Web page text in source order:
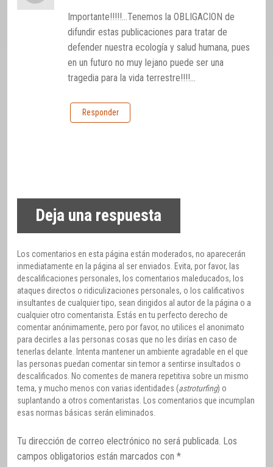
Importante!!!!!…Tenemos la OBLIGACION de
difundir estas publicaciones para tratar de
defender nuestra ecología y salud humana, pues
en un futuro no muy lejano puede ser una
tragedia para la vida terrestre!!!!…
Responder
Deja una respuesta
Los comentarios en esta página están moderados, no aparecerán
inmediatamente en la página al ser enviados. Evita, por favor, las
descalificaciones personales, los comentarios maleducados, los
ataques directos o ridiculizaciones personales, o los calificativos
insultantes de cualquier tipo, sean dirigidos al autor de la página o a
cualquier otro comentarista. Estás en tu perfecto derecho de
comentar anónimamente, pero por favor, no utilices el anonimato
para decirles a las personas cosas que no les dirías en caso de
tenerlas delante. Intenta mantener un ambiente agradable en el que
las personas puedan comentar sin temor a sentirse insultados o
descalificados. No comentes de manera repetitiva sobre un mismo
tema, y mucho menos con varias identidades (astroturfing) o
suplantando a otros comentaristas. Los comentarios que incumplan
esas normas básicas serán eliminados.
Tu dirección de correo electrónico no será publicada. Los
campos obligatorios están marcados con *